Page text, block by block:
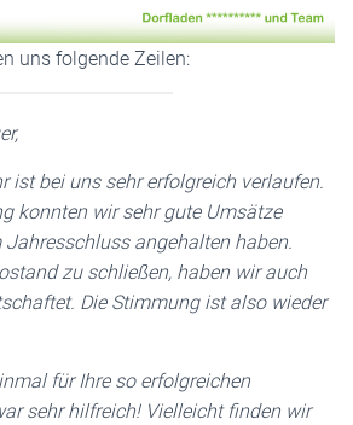
uns folgende Zeilen:
ist bei uns sehr erfolgreich verlaufen.
konnten wir sehr gute Umsätze
Jahresschluss angehalten haben.
zu schließen, haben wir auch
Die Stimmung ist also wieder
für Ihre so erfolgreichen
sehr hilfreich! Vielleicht finden wir